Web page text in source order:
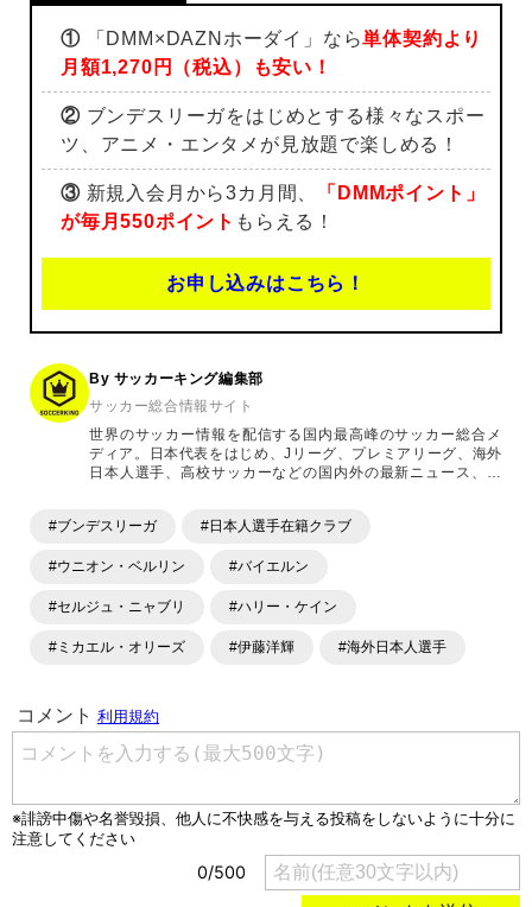
①「DMM×DAZNホーダイ」なら単体契約より
月額1,270円（税込）も安い！
②ブンデスリーガをはじめとする様々なスポー
ツ、アニメ・エンタメが見放題で楽しめる！
③新規入会月から3カ月間、
「DMMポイント」
が毎月550ポイント もらえる！
お申し込みはこちら！
By サッカーキング編集部
サッカー総合情報サイト
世界のサッカー情報を配信する国内最高峰のサッカー総合メ
ディア。日本代表をはじめ、Jリーグ、プレミアリーグ、海外
日本人選手、高校サッカーなどの国内外の最新ニュース、コ
ます。「X」「Instagram」「YouTube」「TikTok」など、
#ブンデスリーガ #日本人選手在籍クラブ
#ウニオン・ベルリン #バイエルン
#セルジュ・ニャブリ #ハリー・ケイン
#ミカエル・オリーズ #伊藤洋輝 #海外日本人選手